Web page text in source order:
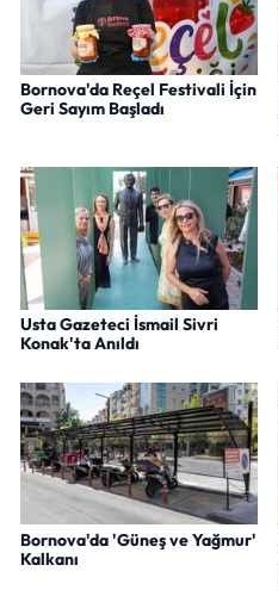
Bornova'da Reçel Festivali İçin
Geri Sayım Başladı
Usta Gazeteci İsmail Sivri
Konak'ta Anıldı
Bornova'da 'Güneş ve Yağmur'
Kalkanı